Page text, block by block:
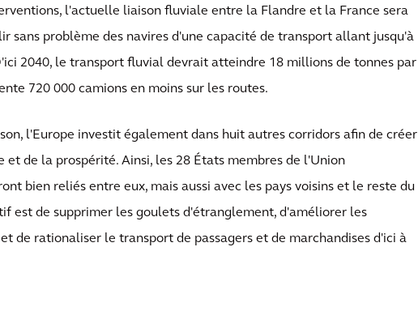
l'actuelle liaison fluviale entre la Flandre et la France sera
sans problème des navires d'une capacité de transport allant jusqu'à
2040, le transport fluvial devrait atteindre 18 millions de tonnes par
720 000 camions en moins sur les routes.
l'Europe investit également dans huit autres corridors afin de créer
et de la prospérité. Ainsi, les 28 États membres de l'Union
bien reliés entre eux, mais aussi avec les pays voisins et le reste du
est de supprimer les goulets d'étranglement, d'améliorer les
de rationaliser le transport de passagers et de marchandises d'ici à